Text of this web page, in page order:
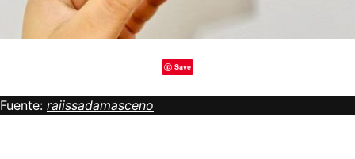
Save
Fuente: raiissadamasceno